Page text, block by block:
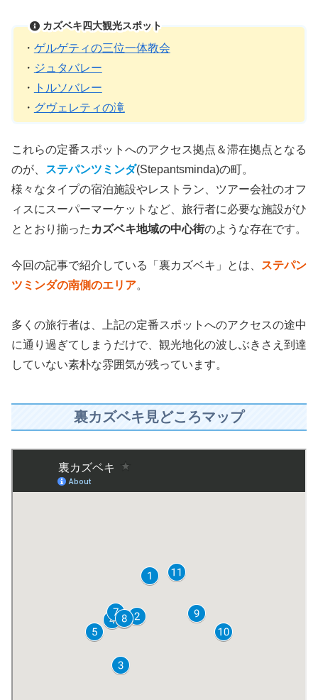
カズベキ四大観光スポット
・ ゲルゲティの三位一体教会
・ ジュタバレー
・
トルソバレー
・ グヴェレティの滝
これらの定番スポットへのアクセス拠点＆滞在拠点となる
のが、
ステパンツミンダ(Stepantsminda)の町。
様々なタイプの宿泊施設やレストラン、ツアー会社のオフ
ィスにスーパーマーケットなど、旅行者に必要な施設がひ
ととおり揃った カズベキ地域の中心街のような存在です。
今回の記事で紹介している「裏カズベキ」とは、
ステパン
ツミンダの南側のエリア。
多くの旅行者は、上記の定番スポットへのアクセスの途中
に通り過ぎてしまうだけで、観光地化の波しぶきさえ到達
していない素朴な雰囲気が残っています。
裏カズベキ見どころマップ